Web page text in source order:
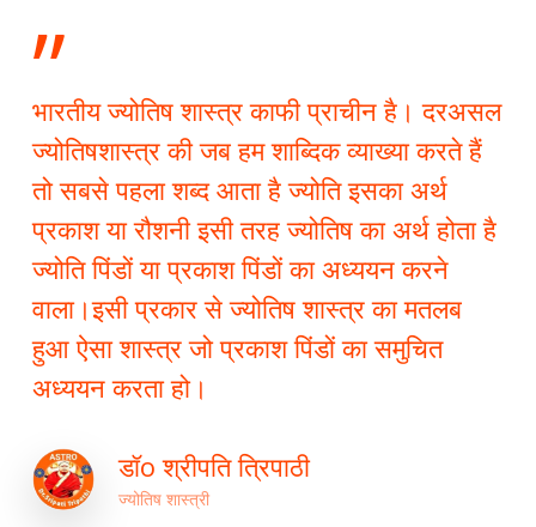
”
भारतीय ज्योतिष शास्त्र काफी प्राचीन है। दरअसल
ज्योतिषशास्त्र की जब हम शाब्दिक व्याख्या करते हैं
तो सबसे पहला शब्द आता है ज्योति इसका अर्थ
प्रकाश या रौशनी इसी तरह ज्योतिष का अर्थ होता है
ज्योति पिंडों या प्रकाश पिंडों का अध्ययन करने
वाला।इसी प्रकार से ज्योतिष शास्त्र का मतलब
हुआ ऐसा शास्त्र जो प्रकाश पिंडों का समुचित
अध्ययन करता हो।
डॉo श्रीपति त्रिपाठी
ज्योतिष शास्त्री